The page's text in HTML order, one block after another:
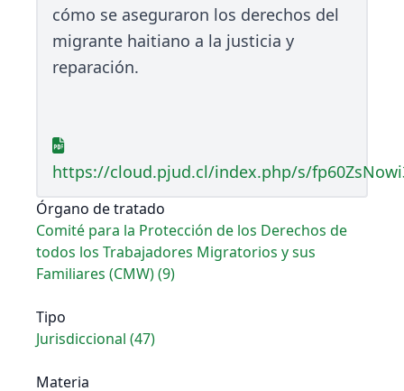
cómo se aseguraron los derechos del
migrante haitiano a la justicia y
reparación.
https://cloud.pjud.cl/index.php/s/
Órgano de tratado
Comité para la Protección de los Derechos de
todos los Trabajadores Migratorios y sus
Familiares (CMW) (9)
Tipo
Jurisdiccional (47)
Materia